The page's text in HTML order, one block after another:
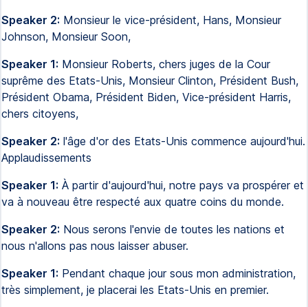
Speaker 2: Monsieur le vice-président, Hans, Monsieur
Johnson, Monsieur Soon,
Speaker 1: Monsieur Roberts, chers juges de la Cour
suprême des Etats-Unis, Monsieur Clinton, Président Bush,
Président Obama, Président Biden, Vice-président Harris,
chers citoyens,
Speaker 2: l'âge d'or des Etats-Unis commence aujourd'hui.
Applaudissements
Speaker 1: À partir d'aujourd'hui, notre pays va prospérer et
va à nouveau être respecté aux quatre coins du monde.
Speaker 2: Nous serons l'envie de toutes les nations et
nous n'allons pas nous laisser abuser.
Speaker 1: Pendant chaque jour sous mon administration,
très simplement, je placerai les Etats-Unis en premier.